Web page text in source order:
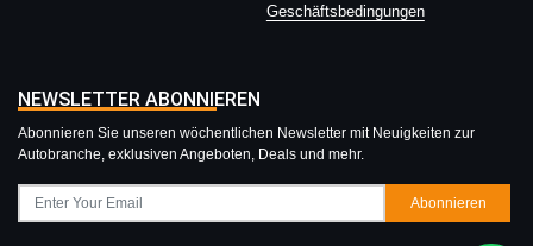
Geschäftsbedingungen
NEWSLETTER ABONNIEREN
Abonnieren Sie unseren wöchentlichen Newsletter mit Neuigkeiten zur
Autobranche, exklusiven Angeboten, Deals und mehr.
Abonnieren